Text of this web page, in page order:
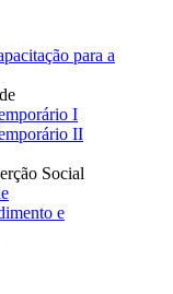
para a
I
II
Social
e